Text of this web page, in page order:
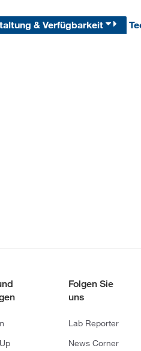
& Verfügbarkeit
Folgen Sie
uns
Lab Reporter
News Corner